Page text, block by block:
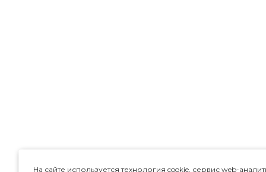
На сайте используется технология cookie, сервис web-